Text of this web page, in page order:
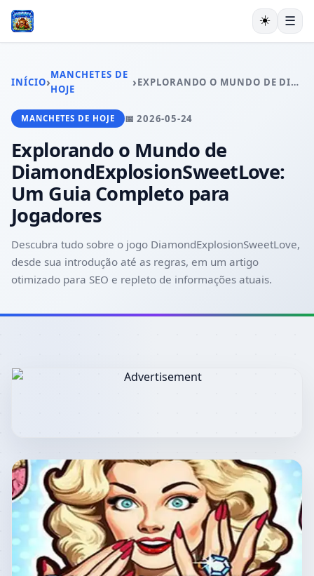
SABONG ONLINE
PESCA ONLINE
MANCHETES DE HOJE
☀️ ☰
INÍCIO›MANCHETES DE
HOJE
› EXPLORANDO O MUNDO DE DIAMONDEXPLOSIONSWEETLOVE: UM GUIA COMPLETO PARA JOGADORES
MANCHETES DE HOJE 📅 2026-05-24
Explorando o Mundo de
DiamondExplosionSweetLove:
Um Guia Completo para
Jogadores
Descubra tudo sobre o jogo DiamondExplosionSweetLove,
desde sua introdução até as regras, em um artigo
otimizado para SEO e repleto de informações atuais.